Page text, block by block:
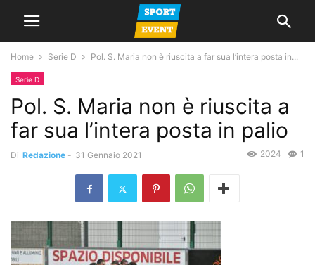
Home Serie D Pol. S. Maria non è riuscita a far sua l’intera posta in...
Serie D
Pol. S. Maria non è riuscita a
far sua l’intera posta in palio
Di Redazione - 31 Gennaio 2021 1
2024